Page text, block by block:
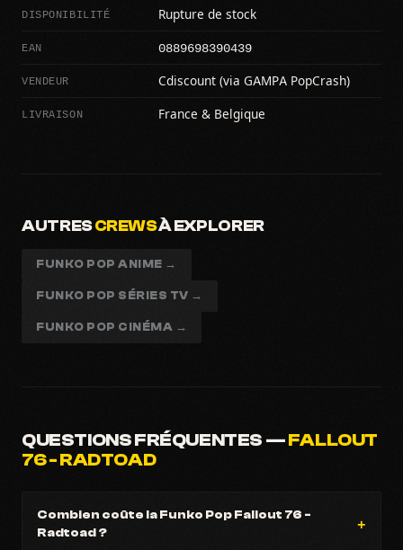
DISPONIBILITÉ Rupture de stock
EAN 0889698390439
VENDEUR Cdiscount (via GAMPA PopCrash)
LIVRAISON France & Belgique
AUTRESCREWSÀ EXPLORER
FUNKO POP ANIME →
FUNKO POP SÉRIES TV →
FUNKO POP CINÉMA →
QUESTIONS FRÉQUENTES —FALLOUT
76 - RADTOAD
Combien coûte la Funko Pop Fallout 76 -
Radtoad ?